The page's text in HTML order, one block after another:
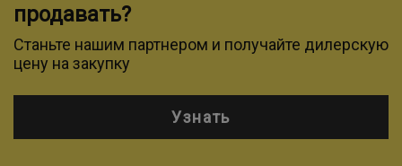
продавать?
Станьте нашим партнером и получайте дилерскую
цену на закупку
Узнать